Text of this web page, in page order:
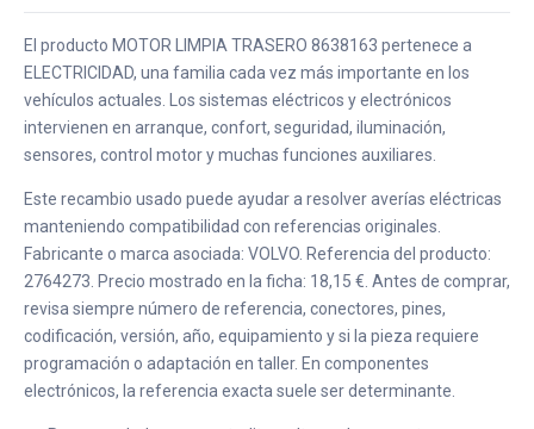
El producto MOTOR LIMPIA TRASERO 8638163 pertenece a
ELECTRICIDAD, una familia cada vez más importante en los
vehículos actuales. Los sistemas eléctricos y electrónicos
intervienen en arranque, confort, seguridad, iluminación,
sensores, control motor y muchas funciones auxiliares.
Este recambio usado puede ayudar a resolver averías eléctricas
manteniendo compatibilidad con referencias originales.
Fabricante o marca asociada: VOLVO. Referencia del producto:
2764273. Precio mostrado en la ficha: 18,15 €. Antes de comprar,
revisa siempre número de referencia, conectores, pines,
codificación, versión, año, equipamiento y si la pieza requiere
programación o adaptación en taller. En componentes
electrónicos, la referencia exacta suele ser determinante.